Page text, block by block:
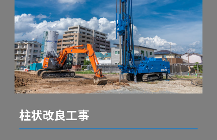
柱状改良工事